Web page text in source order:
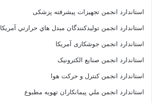
استاندارد انجمن تجهیزات پیشرفته پزشکی
استاندارد انجمن توليدکنندگان مبدل هاي حرارتي آمريکا
استاندارد انجمن جوشکاری آمریکا
استاندارد انجمن صنايع الکترونيک
استاندارد انجمن کنترل و حرکت هوا
استاندارد انجمن ملي پيمانکاران تهويه مطبوع